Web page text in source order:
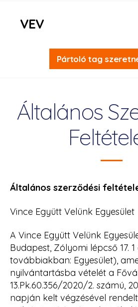
VEV
Pártoló tag
Általános
Általános szerződési
Vince Együtt Velünk Egyesület
A Vince Együtt Velünk
Budapest, Zólyomi lépcső 17. 1
továbbiakban: Egyesület),
nyilvántartásba vételét a
13.Pk.60.356/2020/2. számú,
napján kelt végzésével